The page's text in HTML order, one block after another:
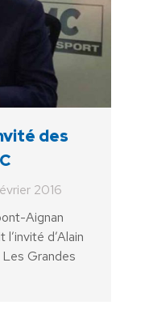
des
2016
Aignan
d’Alain
Grandes